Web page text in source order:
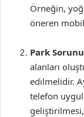
Örneğin,
öneren
Park
alanları
edilmelidir.
telefon